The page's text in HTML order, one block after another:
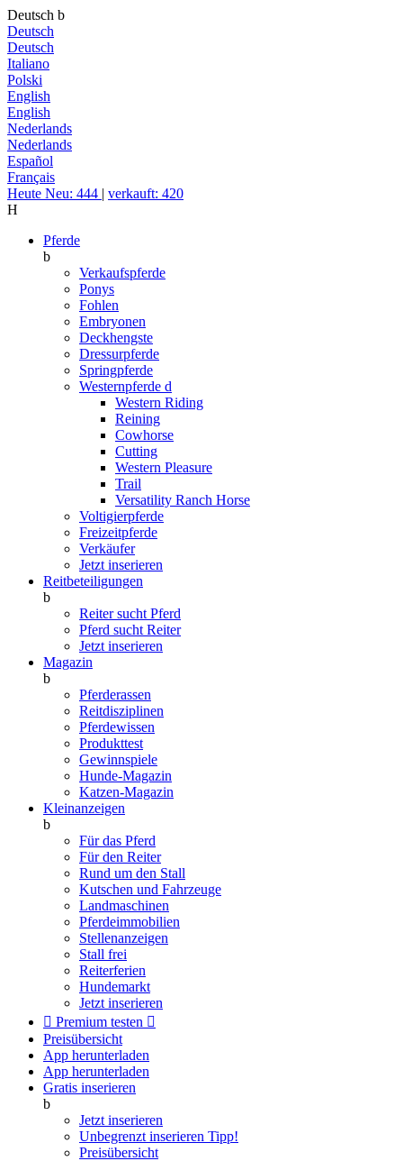
Deutsch b
Deutsch
Deutsch
Italiano
Polski
English
English
Nederlands
Nederlands
Español
Français
Heute Neu: 444 | verkauft: 420
H
Pferde
b
Verkaufspferde
Ponys
Fohlen
Embryonen
Deckhengste
Dressurpferde
Springpferde
Westernpferde d
Western Riding
Reining
Cowhorse
Cutting
Western Pleasure
Trail
Versatility Ranch Horse
Voltigierpferde
Freizeitpferde
Verkäufer
Jetzt inserieren
Reitbeteiligungen
b
Reiter sucht Pferd
Pferd sucht Reiter
Jetzt inserieren
Magazin
b
Pferderassen
Reitdisziplinen
Pferdewissen
Produkttest
Gewinnspiele
Hunde-Magazin
Katzen-Magazin
Kleinanzeigen
b
Für das Pferd
Für den Reiter
Rund um den Stall
Kutschen und Fahrzeuge
Landmaschinen
Pferdeimmobilien
Stellenanzeigen
Stall frei
Reiterferien
Hundemarkt
Jetzt inserieren
 Premium testen 
Preisübersicht
App herunterladen
App herunterladen
Gratis inserieren
b
Jetzt inserieren
Unbegrenzt inserieren Tipp!
Preisübersicht